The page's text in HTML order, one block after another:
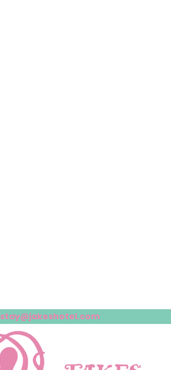
stay@jakeshotel.com